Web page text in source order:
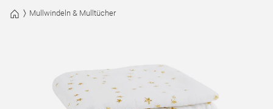
Mullwindeln & Mulltücher